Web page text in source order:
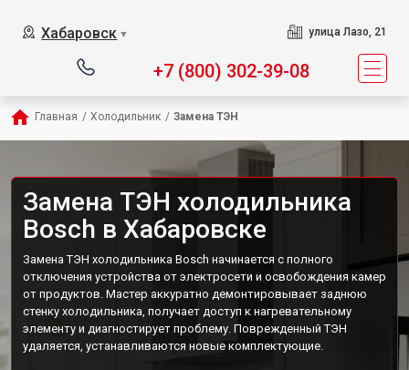
Хабаровск ▼ улица Лазо, 21
+7 (800) 302-39-08
Главная / Холодильник / Замена ТЭН
Замена ТЭН холодильника
Bosch в Хабаровске
Замена ТЭН холодильника Bosch начинается с полного
отключения устройства от электросети и освобождения камер
от продуктов. Мастер аккуратно демонтировывает заднюю
стенку холодильника, получает доступ к нагревательному
элементу и диагностирует проблему. Поврежденный ТЭН
удаляется, устанавливаются новые комплектующие.